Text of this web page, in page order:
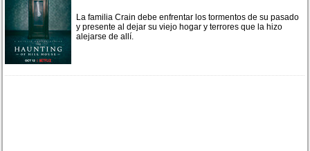
La familia Crain debe enfrentar los tormentos de su pasado
y presente al dejar su viejo hogar y terrores que la hizo
alejarse de allí.